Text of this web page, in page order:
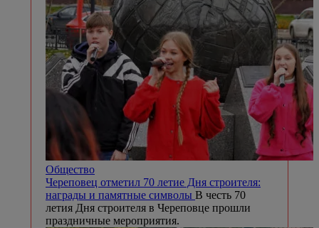
Общество
Череповец отметил 70 летие Дня строителя:
награды и памятные символы В честь 70
летия Дня строителя в Череповце прошли
праздничные мероприятия.